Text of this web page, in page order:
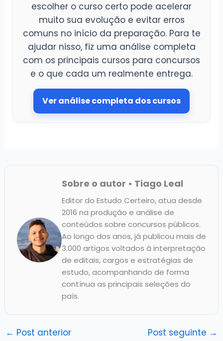
escolher o curso certo pode acelerar
muito sua evolução e evitar erros
comuns no início da preparação. Para te
ajudar nisso, fiz uma análise completa
com os principais cursos para concursos
e o que cada um realmente entrega.
Ver análise completa dos cursos
Sobre o autor • Tiago Leal
Editor do Estudo Certeiro, atua desde
2016 na produção e análise de
conteúdos sobre concursos públicos.
Ao longo dos anos, já publicou mais de
3.000 artigos voltados à interpretação
de editais, cargos e estratégias de
estudo, acompanhando de forma
contínua as principais seleções do
país.
← Post anterior Post seguinte →